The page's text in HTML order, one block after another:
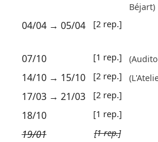
Béjart)
04/04→ 05/04 [2 rep.]
07/10 [1 rep.]
14/10→ 15/10 [2 rep.]
17/03→ 21/03 [2 rep.]
18/10 [1 rep.]
19/01 [1 rep.]